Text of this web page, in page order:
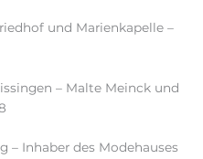
und Marienkapelle –
– Malte Meinck und
– Inhaber des Modehauses